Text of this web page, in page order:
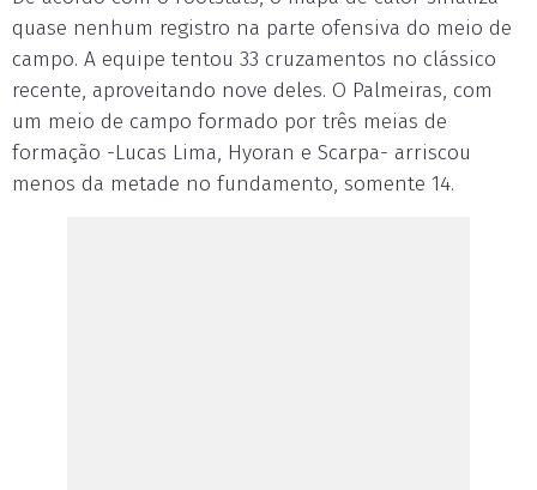
quase nenhum registro na parte ofensiva do meio de
campo. A equipe tentou 33 cruzamentos no clássico
recente, aproveitando nove deles. O Palmeiras, com
um meio de campo formado por três meias de
formação -Lucas Lima, Hyoran e Scarpa- arriscou
menos da metade no fundamento, somente 14.